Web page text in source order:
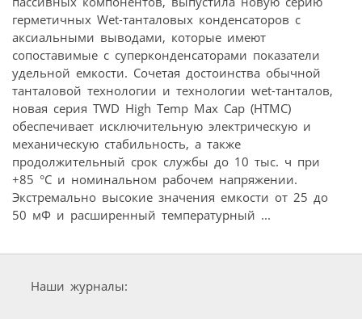
герметичных Wet-танталовых конденсаторов с
аксиальными выводами, которые имеют
сопоставимые с суперконденсаторами показатели
удельной емкости. Сочетая достоинства обычной
танталовой технологии и технологии wet-танталов,
новая серия TWD High Temp Max Cap (HTMC)
обеспечивает исключительную электрическую и
механическую стабильность, а также
продолжительный срок службы до 10 тыс. ч при
+85 °C и номинальном рабочем напряжении.
Экстремально высокие значения емкости от 25 до
50 мФ и расширенный температурный ...
Наши журналы: